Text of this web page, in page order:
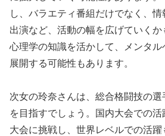
し、バラエティ番組だけでなく、
出演など、活動の幅を広げていくか
心理学の知識を活かして、メンタ
展開する可能性もあります。
次女の玲奈さんは、総合格闘技の
を目指すでしょう。国内大会での
大会に挑戦し、世界レベルでの活躍